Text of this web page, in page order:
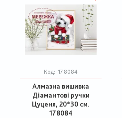
Код: 178084
Алмазна вишивка
Діамантові ручки
Цуценя, 20*30 см.
178084